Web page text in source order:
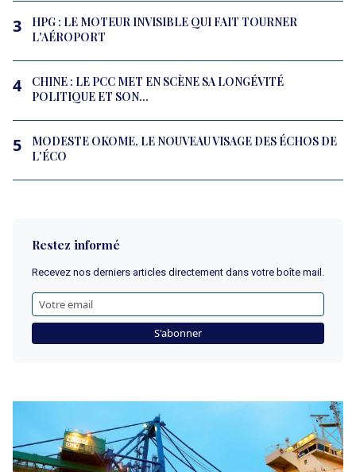
3
HPG : LE MOTEUR INVISIBLE QUI FAIT TOURNER
L'AÉROPORT
4
CHINE : LE PCC MET EN SCÈNE SA LONGÉVITÉ
POLITIQUE ET SON...
5
MODESTE OKOME, LE NOUVEAU VISAGE DES ÉCHOS DE
L'ÉCO
Restez informé
Recevez nos derniers articles directement dans votre boîte mail.
S'abonner